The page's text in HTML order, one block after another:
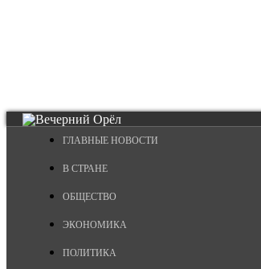
ГЛАВНЫЕ НОВОСТИ
В СТРАНЕ
ОБЩЕСТВО
ЭКОНОМИКА
ПОЛИТИКА